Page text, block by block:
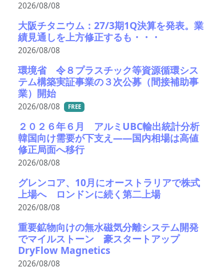
2026/08/08
大阪チタニウム：27/3期1Q決算を発表。業
績見通しを上方修正するも・・・
2026/08/08
環境省 令８プラスチック等資源循環シス
テム構築実証事業の３次公募（間接補助事
業）開始
2026/08/08 FREE
２０２６年６月 アルミUBC輸出統計分析
韓国向け需要が下支え――国内相場は高値
修正局面へ移行
2026/08/08
グレンコア、10月にオーストラリアで株式
上場へ ロンドンに続く第二上場
2026/08/08
重要鉱物向けの無水磁気分離システム開発
でマイルストーン 豪スタートアップ
DryFlow Magnetics
2026/08/08